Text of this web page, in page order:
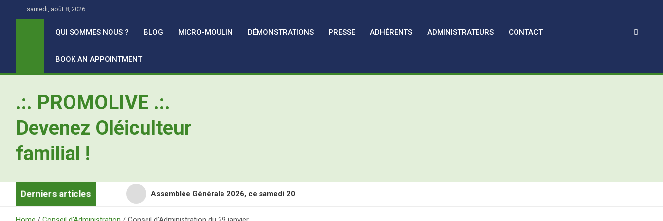
samedi, août 8, 2026
QUI SOMMES NOUS ? BLOG MICRO-MOULIN DÉMONSTRATIONS PRESSE ADHÉRENTS ADMINISTRATEURS CONTACT
BOOK AN APPOINTMENT
.:. PROMOLIVE .:.
Devenez Oléiculteur
familial !
Derniers articles Assemblée Générale 2026, ce samedi 20
Retour en images sur les Assises Nationales de l’Oléiculture Familiale